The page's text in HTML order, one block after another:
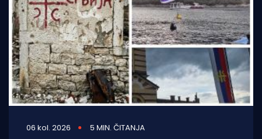
06 kol. 2026 5 MIN. ČITANJA